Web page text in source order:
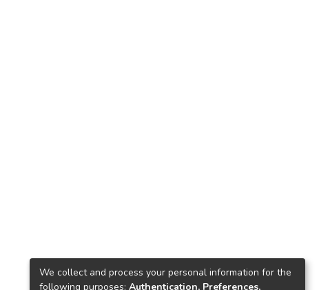
We collect and process your personal information for the
following purposes: Authentication, Preferences,